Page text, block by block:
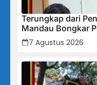
Terungkap dari
Mandau Bongkar
di Air Jamban,
7 Agustus 2026